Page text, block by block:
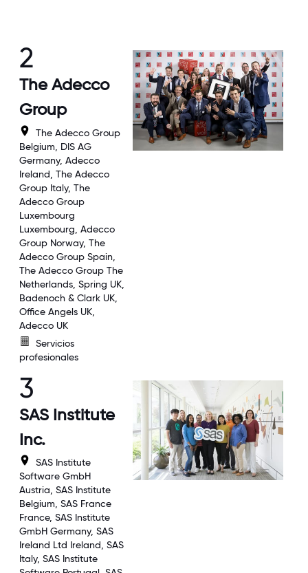
2
The Adecco
Group
The Adecco Group
Belgium, DIS AG
Germany, Adecco
Ireland, The Adecco
Group Italy, The
Adecco Group
Luxembourg
Luxembourg, Adecco
Group Norway, The
Adecco Group Spain,
The Adecco Group The
Netherlands, Spring UK,
Badenoch & Clark UK,
Office Angels UK,
Adecco UK
Servicios
profesionales
3
SAS Institute
Inc.
SAS Institute
Software GmbH
Austria, SAS Institute
Belgium, SAS France
France, SAS Institute
GmbH Germany, SAS
Ireland Ltd Ireland, SAS
Italy, SAS Institute